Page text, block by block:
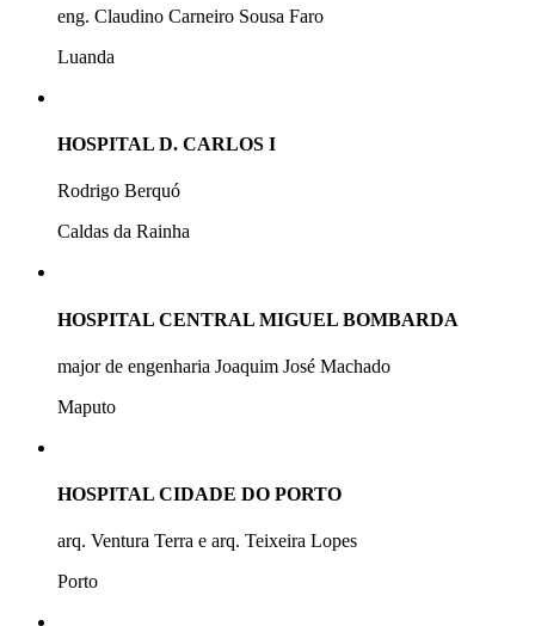
eng. Claudino Carneiro Sousa Faro
Luanda
HOSPITAL D. CARLOS I
Rodrigo Berquó
Caldas da Rainha
HOSPITAL CENTRAL MIGUEL BOMBARDA
major de engenharia Joaquim José Machado
Maputo
HOSPITAL CIDADE DO PORTO
arq. Ventura Terra e arq. Teixeira Lopes
Porto